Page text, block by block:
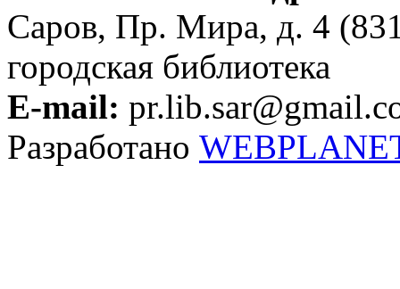
Саров, Пр. Мира, д. 4
городская библиотека
E-mail:
Разработано